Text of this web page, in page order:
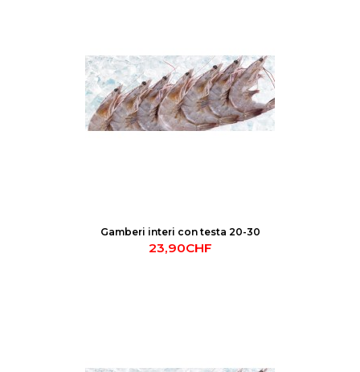
Gamberi interi con testa 20-30
23,90CHF